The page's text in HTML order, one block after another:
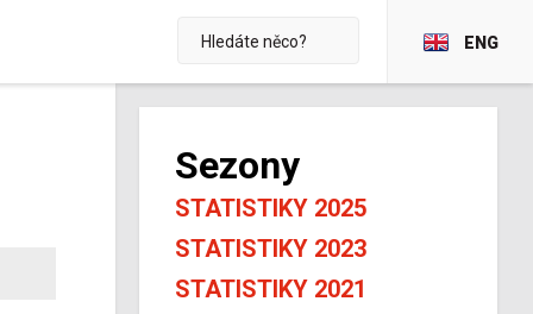
ENG
Sezony
STATISTIKY 2025
STATISTIKY 2023
STATISTIKY 2021